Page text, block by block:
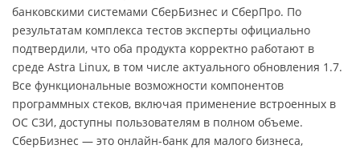
банковскими системами СберБизнес и СберПро. По
результатам комплекса тестов эксперты официально
подтвердили, что оба продукта корректно работают в
среде Astra Linux, в том числе актуального обновления 1.7.
Все функциональные возможности компонентов
программных стеков, включая применение встроенных в
ОС СЗИ, доступны пользователям в полном объеме.
СберБизнес — это онлайн-банк для малого бизнеса,